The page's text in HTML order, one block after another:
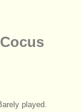
played.